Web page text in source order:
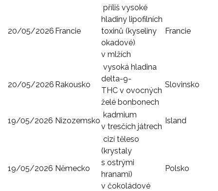
20/05/2026 Francie
příliš vysoké
hladiny lipofilních
toxinů (kyseliny
okadové)
v mlžích
Francie
20/05/2026 Rakousko
vysoká hladina
delta-9-
THC v ovocných
želé bonbonech
Slovinsko
19/05/2026 Nizozemsko
kadmium
v tresčích játrech
Island
19/05/2026 Německo
cizí těleso
(krystaly
s ostrými
hranami)
v čokoládové
Polsko